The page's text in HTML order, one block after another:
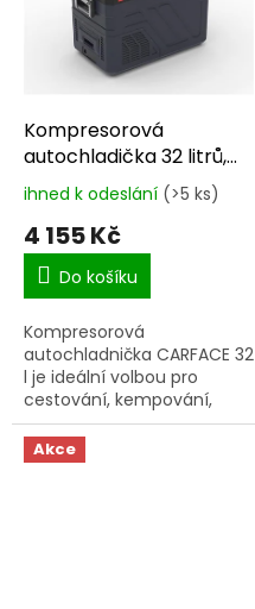
Kompresorová
autochladička 32 litrů,
-20C
Průměrné
hodnocení
produktu
5,0
5
hvězdiček.
ihned k odeslání (>5 ks)
4 155 Kč
Do košíku
Kompresorová
autochladnička CARFACE 32
l je ideální volbou pro
cestování, kempování,
rybaření i dovolenou.
Výkonný kompresor
umožňuje chladit i mrazit
Akce